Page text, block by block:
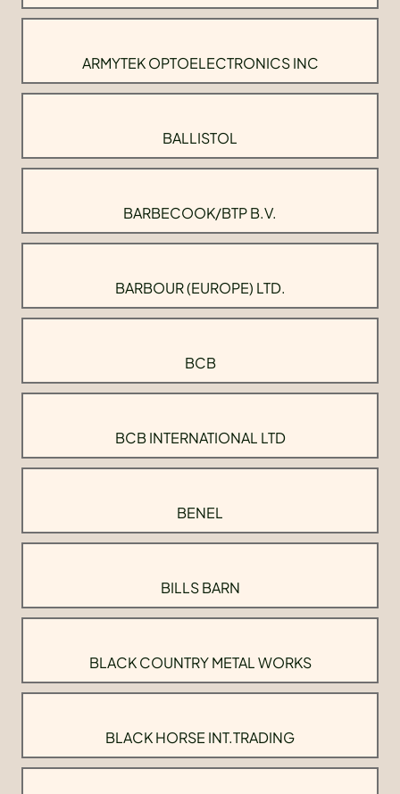
ARMYTEK OPTOELECTRONICS INC
BALLISTOL
BARBECOOK/BTP B.V.
BARBOUR (EUROPE) LTD.
BCB
BCB INTERNATIONAL LTD
BENEL
BILLS BARN
BLACK COUNTRY METAL WORKS
BLACK HORSE INT.TRADING